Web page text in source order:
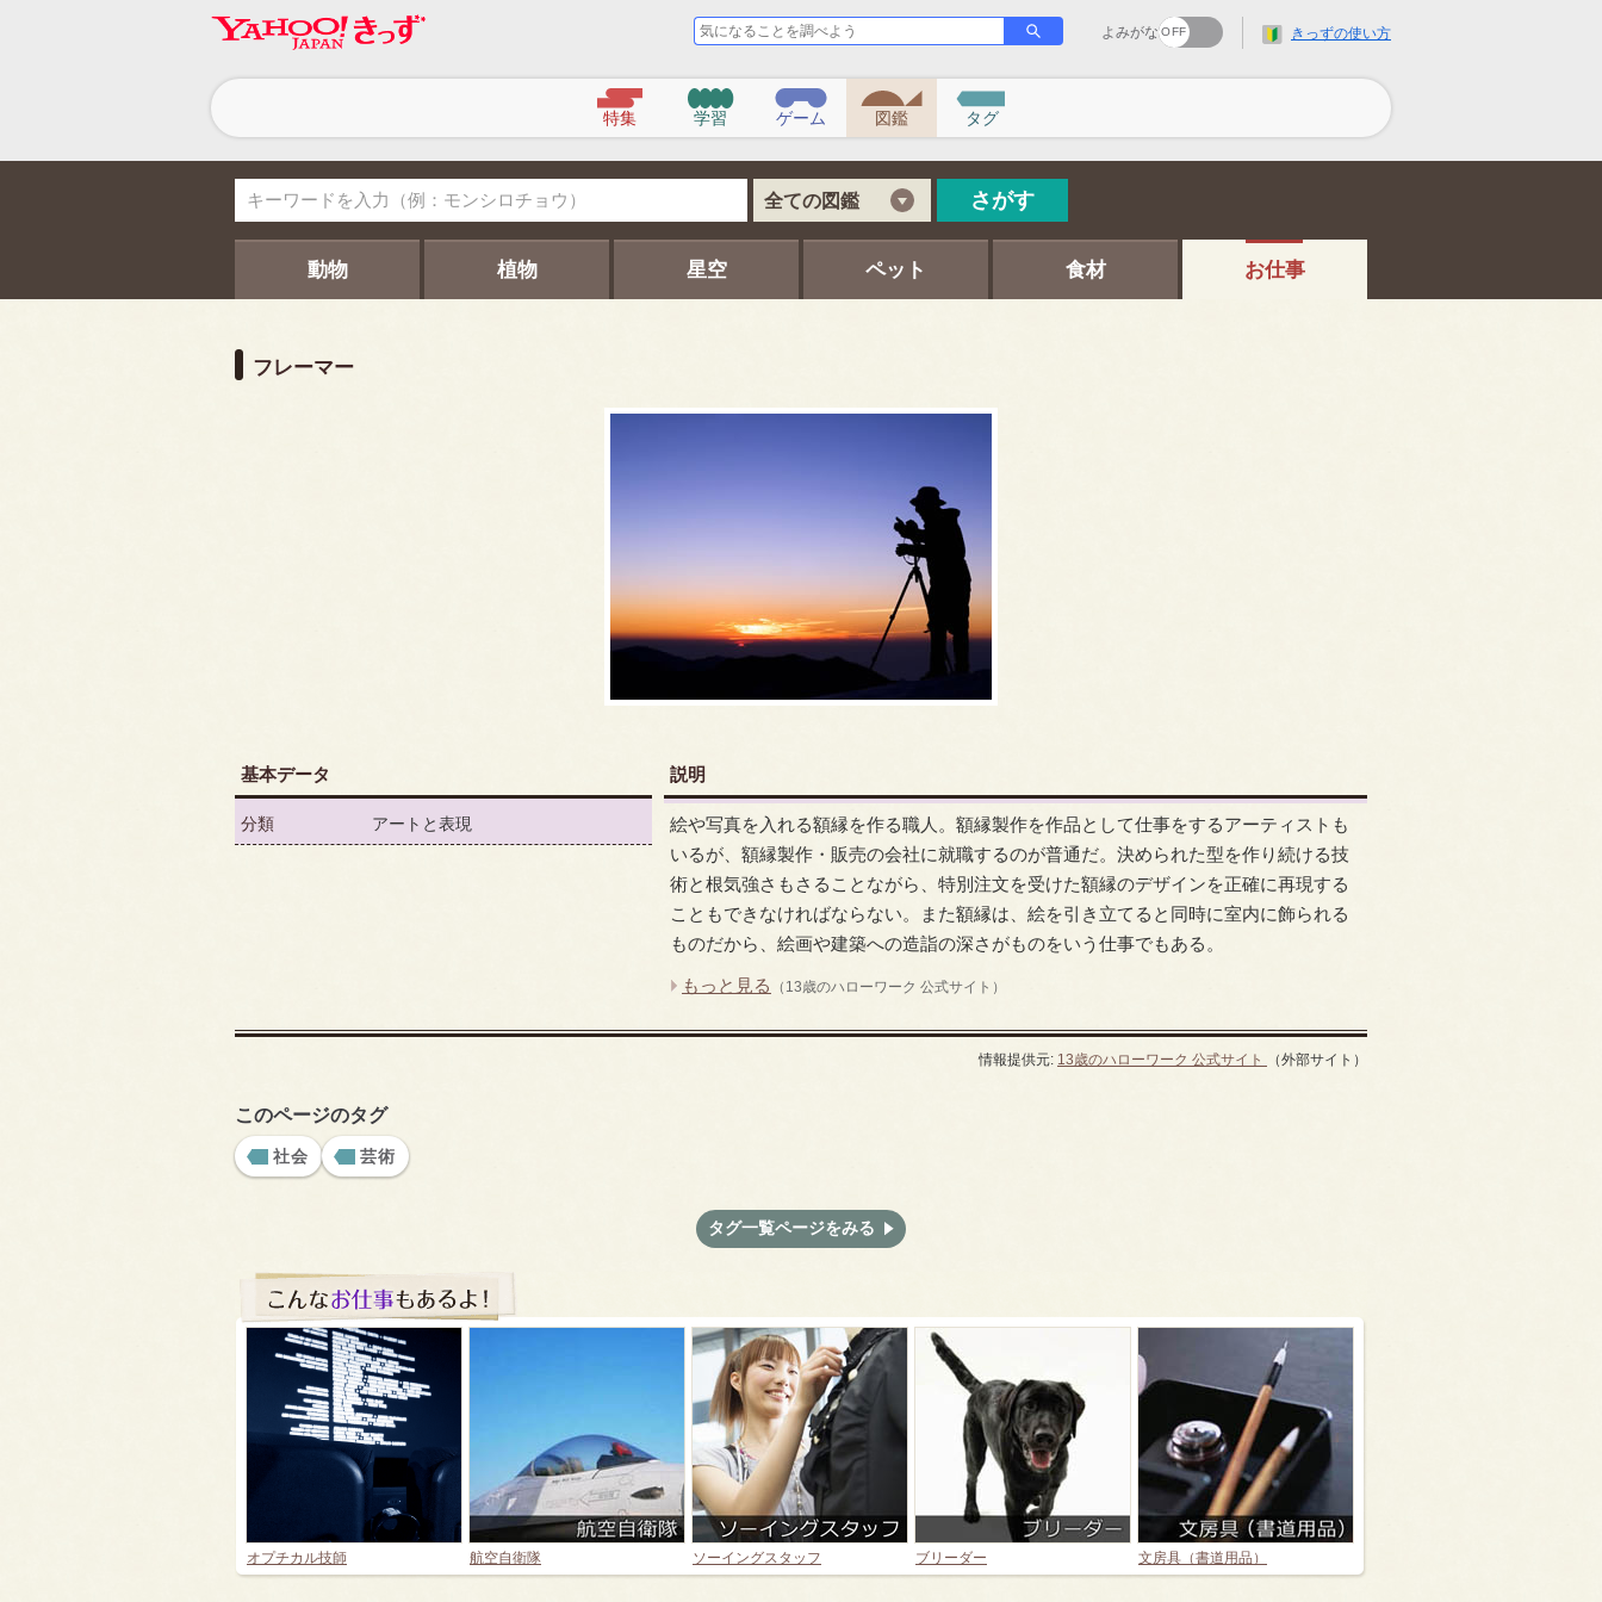
気
に
る
こ
と
調
よ
う
が
す
よみがな きっずの使い方
ン
特集 学習 ゲーム 図鑑 タグ
全ての図鑑 さがす
動物 植物 星空 ペット 食材 お仕事
フレーマー
基本データ
分類 アートと表現
説明
絵や写真を入れる額縁を作る職人。額縁製作を作品として仕事をするアーティストも
いるが、額縁製作・販売の会社に就職するのが普通だ。決められた型を作り続ける技
術と根気強さもさることながら、特別注文を受けた額縁のデザインを正確に再現する
こともできなければならない。また額縁は、絵を引き立てると同時に室内に飾られる
ものだから、絵画や建築への造詣の深さがものをいう仕事でもある。
もっと見る （13歳のハローワーク 公式サイト）
情報提供元: 13歳のハローワーク 公式サイト （外部サイト）
このページのタグ
社会 芸術
タグ一覧ページをみる
オプチカル技師 航空自衛隊 ソーイングスタッフ ブリーダー 文房具（書道用品）